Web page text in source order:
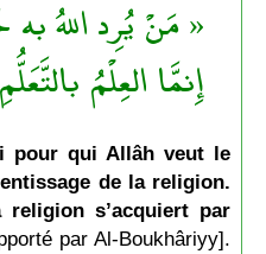
« مَنْ يُرِد اللهُ
إِنمَّا العِلْمُ
pour qui Allâh veut le
de la religion.
s’acquiert par
par Al-Boukhâriyy].